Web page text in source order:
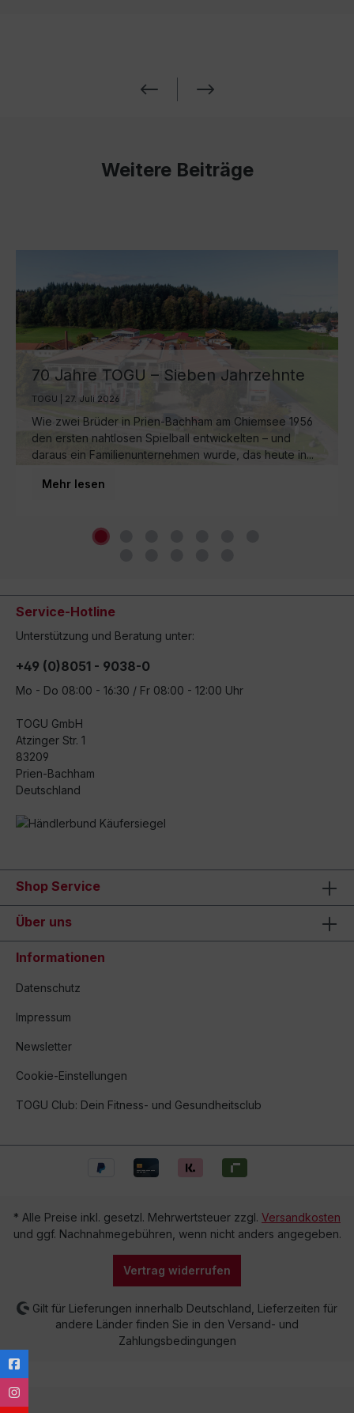
Weitere Beiträge
70 Jahre TOGU – Sieben Jahrzehnte
Ball-Manufaktur am Chiemsee
TOGU | 27. Juli 2026
Wie zwei Brüder in Prien-Bachham am Chiemsee 1956
den ersten nahtlosen Spielball entwickelten – und
daraus ein Familienunternehmen wurde, das heute in...
Mehr lesen
Service-Hotline
Unterstützung und Beratung unter:
+49 (0)8051 - 9038-0
Mo - Do 08:00 - 16:30 / Fr 08:00 - 12:00 Uhr
TOGU GmbH
Atzinger Str. 1
83209
Prien-Bachham
Deutschland
Shop Service
Über uns
Informationen
Datenschutz
Impressum
Newsletter
Cookie-Einstellungen
TOGU Club: Dein Fitness- und Gesundheitsclub
* Alle Preise inkl. gesetzl. Mehrwertsteuer zzgl. Versandkosten
und ggf. Nachnahmegebühren, wenn nicht anders angegeben.
Vertrag widerrufen
Gilt für Lieferungen innerhalb Deutschland, Lieferzeiten für
andere Länder finden Sie in den Versand- und
Zahlungsbedingungen